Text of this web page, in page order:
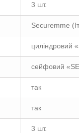
3 шт.
Securemme
циліндровий
сейфовий
так
так
3 шт.